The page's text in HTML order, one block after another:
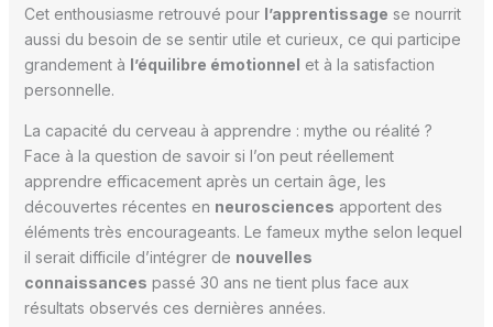
Cet enthousiasme retrouvé pour l’apprentissage se nourrit
aussi du besoin de se sentir utile et curieux, ce qui participe
grandement à l’équilibre émotionnel et à la satisfaction
personnelle.
La capacité du cerveau à apprendre : mythe ou réalité ?
Face à la question de savoir si l’on peut réellement
apprendre efficacement après un certain âge, les
découvertes récentes en neurosciences apportent des
éléments très encourageants. Le fameux mythe selon lequel
il serait difficile d’intégrer de nouvelles
connaissances passé 30 ans ne tient plus face aux
résultats observés ces dernières années.